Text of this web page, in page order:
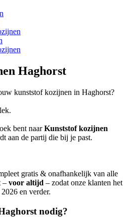
Haghorst
kunststof kozijnen in Haghorst?
bent naarKunststof kozijnen
aan de partij die bij je past.
gratis & onafhankelijk van alle
– voor altijd – zodat onze klanten het
en verder.
nodig?